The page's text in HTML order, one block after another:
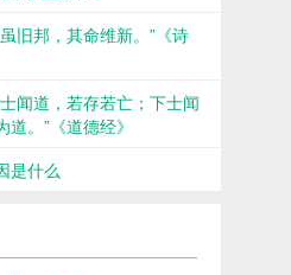
旧邦，其命维新。”《诗
闻道，若存若亡；下士闻
。”《道德经》
是什么